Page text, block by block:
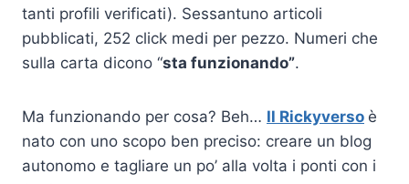
tanti profili verificati). Sessantuno articoli
pubblicati, 252 click medi per pezzo. Numeri che
sulla carta dicono “sta funzionando”.
Ma funzionando per cosa? Beh… Il Rickyverso è
nato con uno scopo ben preciso: creare un blog
autonomo e tagliare un po’ alla volta i ponti con i